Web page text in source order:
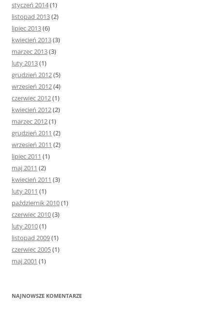
styczeń 2014(1)
listopad 2013(2)
lipiec 2013(6)
kwiecień 2013(3)
marzec 2013(3)
luty 2013(1)
grudzień 2012(5)
wrzesień 2012(4)
czerwiec 2012(1)
kwiecień 2012(2)
marzec 2012(1)
grudzień 2011 (2)
wrzesień 2011 (2)
lipiec 2011 (1)
maj 2011 (2)
kwiecień 2011 (3)
luty 2011 (1)
październik 2010(1)
czerwiec 2010(3)
luty 2010(1)
listopad 2009(1)
czerwiec 2005(1)
maj 2001 (1)
NAJNOWSZE KOMENTARZE